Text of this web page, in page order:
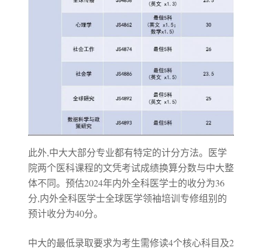
此外,中大大部分专业都有特定的计分方法。医学
院两个医科课程的文凭考试成绩换算分数与中大整
体不同。预估2024年内外全科医学士的收分为36
分,内外全科医学士全球医学领袖培训专修组别的
预计收分为40分。
中大的最低录取要求为考生需修读4个核心科目及2